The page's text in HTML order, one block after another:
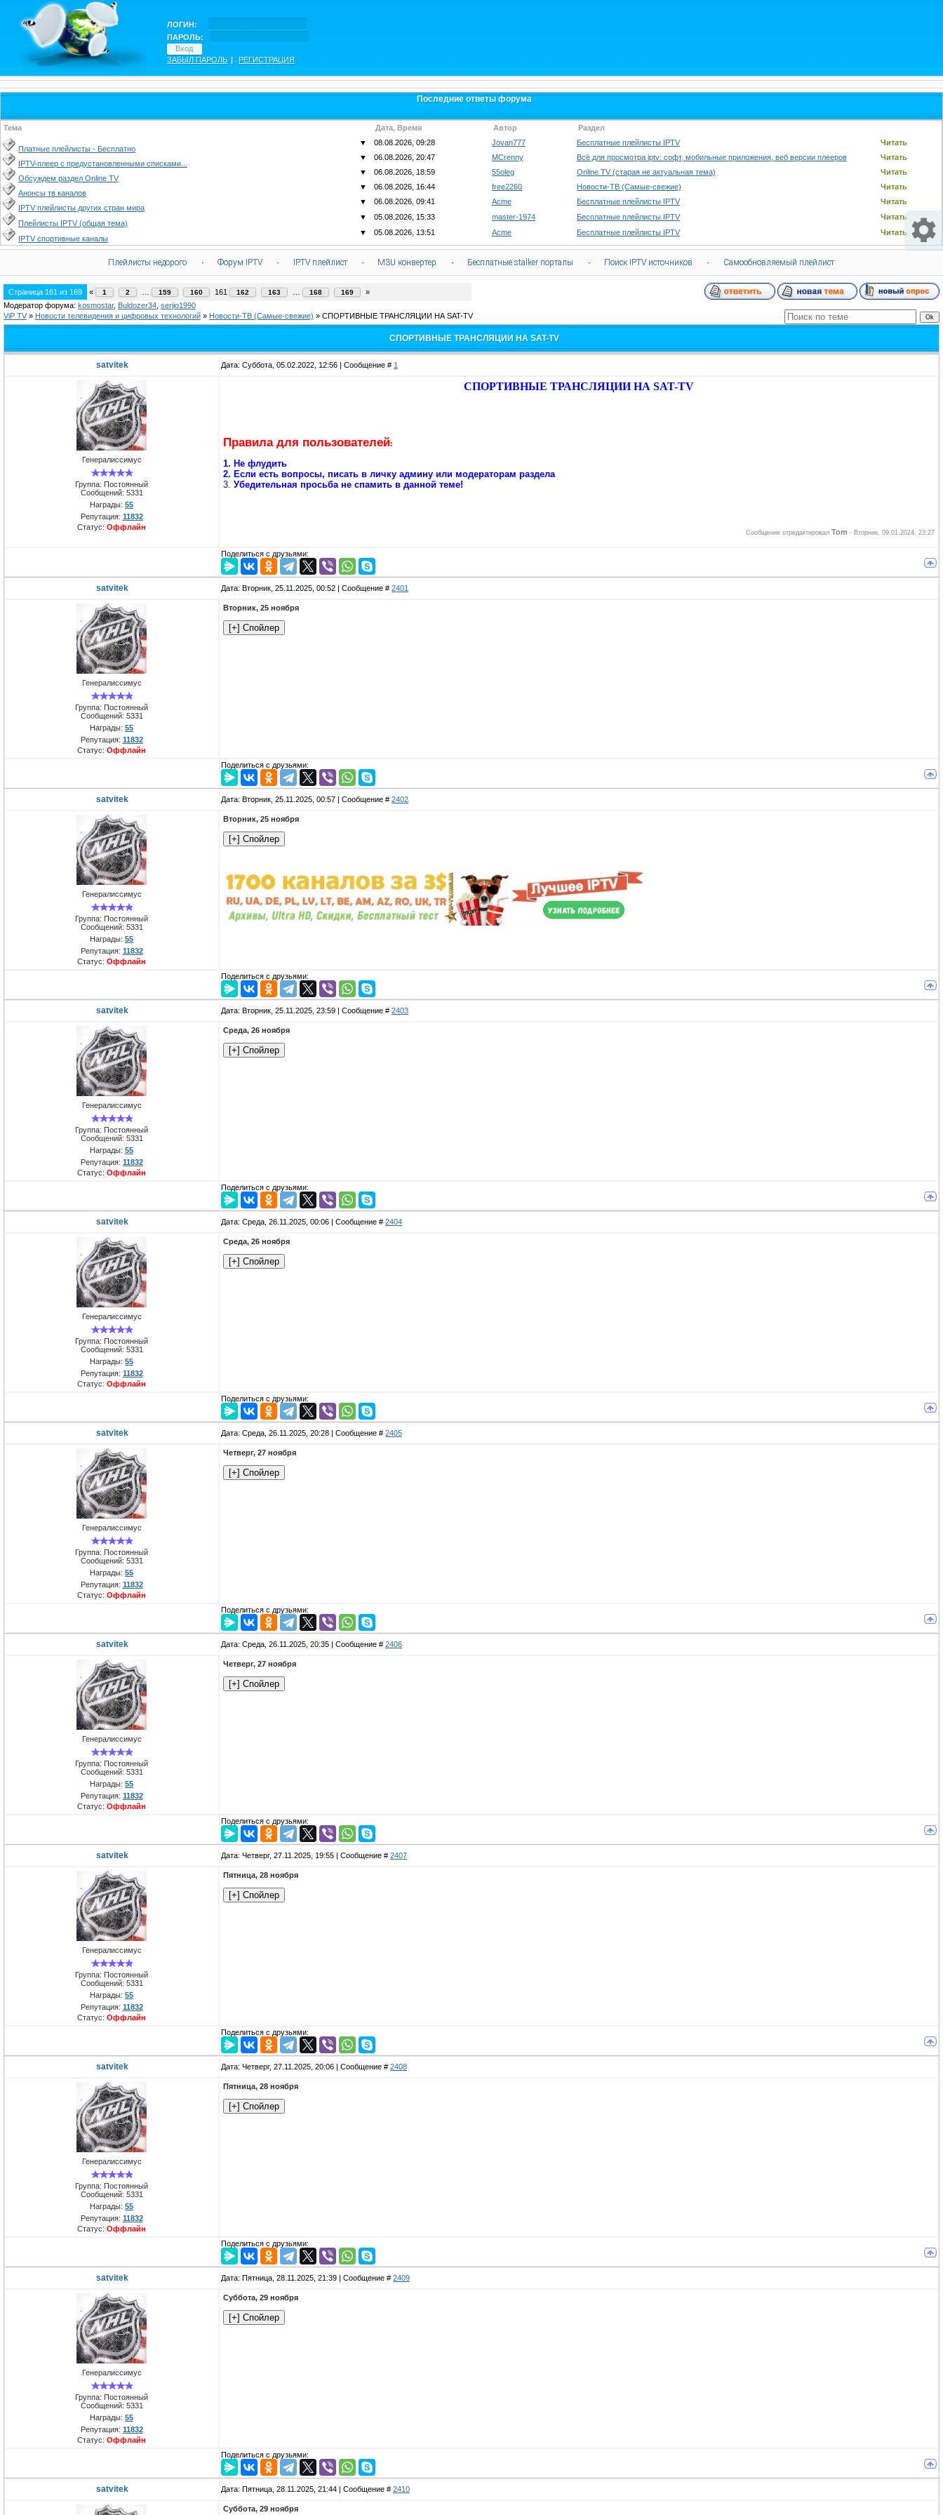
ЛОГИН:
ПАРОЛЬ:
ЗАБЫЛ ПАРОЛЬ | РЕГИСТРАЦИЯ
Последние ответы форума
Тема Дата, Время Автор Раздел
Платные плейлисты - Бесплатно
▼ 08.08.2026, 09:28 Jovan777 Бесплатные плейлисты IPTV Читать
IPTV-плеер с предустановленными списками...
▼ 06.08.2026, 20:47 MCrenny Всё для просмотра iptv: софт, мобильные приложения, веб версии плееров Читать
Обсуждем раздел Online TV
▼ 06.08.2026, 18:59 55oleg Online TV (старая не актуальная тема) Читать
Анонсы тв каналов
▼ 06.08.2026, 16:44 free2260 Новости-ТВ (Самые-свежие) Читать
IPTV плейлисты других стран мира
▼ 06.08.2026, 09:41 Acme Бесплатные плейлисты IPTV Читать
Плейлисты IPTV (общая тема)
▼ 05.08.2026, 15:33 master-1974 Бесплатные плейлисты IPTV Читать
IPTV спортивные каналы
▼ 05.08.2026, 13:51 Acme Бесплатные плейлисты IPTV Читать
Плейлисты недорого · Форум IPTV · IPTV плейлист · M3U конвертер · Бесплатные stalker порталы · Поиск IPTV источников · Самообновляемый плейлист
Страница 161 из 169 « 1 2 159 160 161 162 163 168 169
»
Модератор форума: kosmostar, Buldozer34 serjio1990
ViP TV » Новости телевидения и цифровых технологий » Новости-ТВ (Самые-свежие) » СПОРТИВНЫЕ ТРАНСЛЯЦИИ НА SAT-TV
СПОРТИВНЫЕ ТРАНСЛЯЦИИ НА SAT-TV
satvitek Дата: Суббота, 05.02.2022, 12:56 | Сообщение # 1
Генералиссимус
Группа: Постоянный
Сообщений: 5331
Награды: 55
Репутация: 11832
Статус: Оффлайн
СПОРТИВНЫЕ ТРАНСЛЯЦИИ НА SAT-TV
Правила для пользователей:
1. Не флудить
2. Если есть вопросы, писать в личку админу или модераторам раздела
3. Убедительная просьба не спамить в данной теме!
Сообщение отредактировал Tom - Вторник, 09.01.2024, 23:27
Поделиться с друзьями:
satvitek Дата: Вторник, 25.11.2025, 00:52 | Сообщение # 2401
Генералиссимус
Группа: Постоянный
Сообщений: 5331
Награды: 55
Репутация: 11832
Статус: Оффлайн
Вторник, 25 ноября
Поделиться с друзьями:
satvitek Дата: Вторник, 25.11.2025, 00:57 | Сообщение # 2402
Генералиссимус
Группа: Постоянный
Сообщений: 5331
Награды: 55
Репутация: 11832
Статус: Оффлайн
Вторник, 25 ноября
Поделиться с друзьями:
satvitek Дата: Вторник, 25.11.2025, 23:59 | Сообщение # 2403
Генералиссимус
Группа: Постоянный
Сообщений: 5331
Награды: 55
Репутация: 11832
Статус: Оффлайн
Среда, 26 ноября
Поделиться с друзьями:
satvitek Дата: Среда, 26.11.2025, 00:06 | Сообщение # 2404
Генералиссимус
Группа: Постоянный
Сообщений: 5331
Награды: 55
Репутация: 11832
Статус: Оффлайн
Среда, 26 ноября
Поделиться с друзьями:
satvitek Дата: Среда, 26.11.2025, 20:28 | Сообщение # 2405
Генералиссимус
Группа: Постоянный
Сообщений: 5331
Награды: 55
Репутация: 11832
Статус: Оффлайн
Четверг, 27 ноября
Поделиться с друзьями:
satvitek Дата: Среда, 26.11.2025, 20:35 | Сообщение # 2406
Генералиссимус
Группа: Постоянный
Сообщений: 5331
Награды: 55
Репутация: 11832
Статус: Оффлайн
Четверг, 27 ноября
Поделиться с друзьями:
satvitek Дата: Четверг, 27.11.2025, 19:55 | Сообщение # 2407
Генералиссимус
Группа: Постоянный
Сообщений: 5331
Награды: 55
Репутация: 11832
Статус: Оффлайн
Пятница, 28 ноября
Поделиться с друзьями:
satvitek Дата: Четверг, 27.11.2025, 20:06 | Сообщение # 2408
Генералиссимус
Группа: Постоянный
Сообщений: 5331
Награды: 55
Репутация: 11832
Статус: Оффлайн
Пятница, 28 ноября
Поделиться с друзьями:
satvitek Дата: Пятница, 28.11.2025, 21:39 | Сообщение # 2409
Генералиссимус
Группа: Постоянный
Сообщений: 5331
Награды: 55
Репутация: 11832
Статус: Оффлайн
Суббота, 29 ноября
Поделиться с друзьями:
satvitek Дата: Пятница, 28.11.2025, 21:44 | Сообщение # 2410
Суббота, 29 ноября